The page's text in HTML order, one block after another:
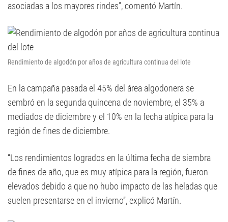
asociadas a los mayores rindes”, comentó Martín.
Rendimiento de algodón por años de agricultura continua del lote
En la campaña pasada el 45% del área algodonera se
sembró en la segunda quincena de noviembre, el 35% a
mediados de diciembre y el 10% en la fecha atípica para la
región de fines de diciembre.
“Los rendimientos logrados en la última fecha de siembra
de fines de año, que es muy atípica para la región, fueron
elevados debido a que no hubo impacto de las heladas que
suelen presentarse en el invierno”, explicó Martín.